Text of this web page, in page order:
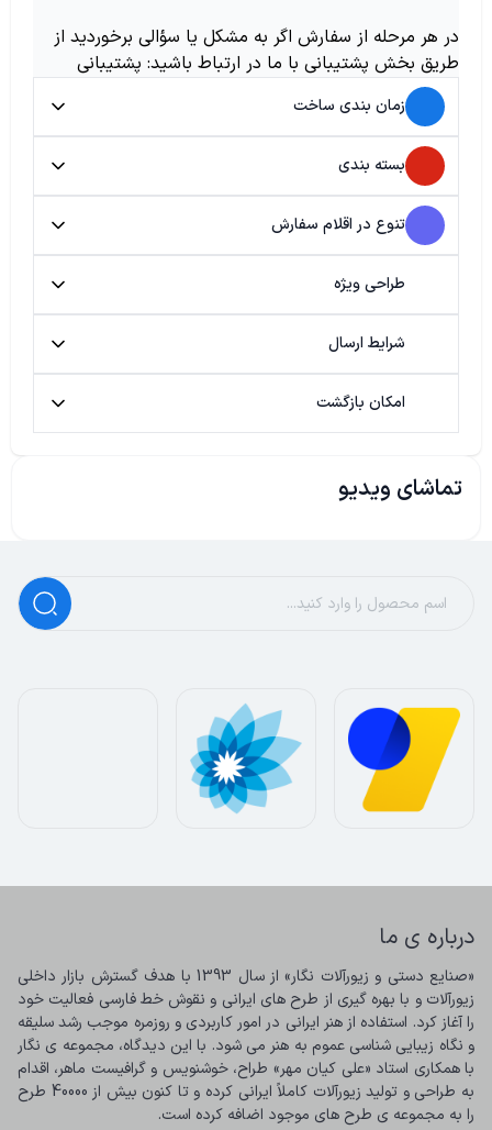
در هر مرحله از سفارش اگر به مشکل یا سؤالی برخوردید از
طریق بخش پشتیبانی با ما در ارتباط باشید: پشتیبانی
زمان بندی ساخت
بسته بندی
تنوع در اقلام سفارش
طراحی ویژه
شرایط ارسال
امکان بازگشت
تماشای ویدیو
درباره ی ما
را به مجموعه ی طرح های موجود اضافه کرده است.